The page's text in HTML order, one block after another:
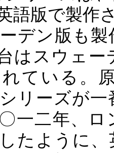
語版で製作
デン版も
はスウェ
ている。
リーズが
一二年、
たように